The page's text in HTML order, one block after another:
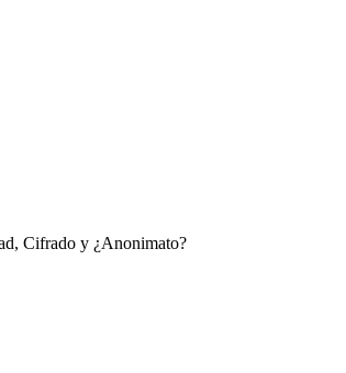
Cifrado y ¿Anonimato?